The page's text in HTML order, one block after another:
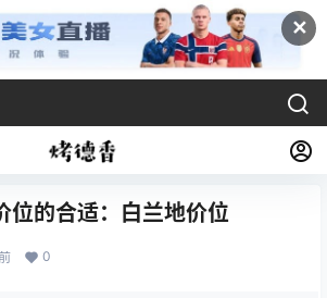
✕
位的合适：白兰地价位
0